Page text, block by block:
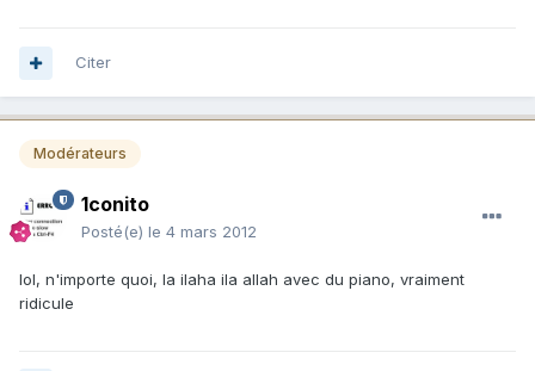
Citer
Modérateurs
1conito
Posté(e) le 4 mars 2012
lol, n'importe quoi, la ilaha ila allah avec du piano, vraiment
ridicule